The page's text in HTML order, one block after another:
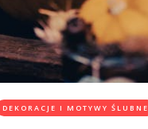
DEKORACJE I MOTYWY ŚLUBNE